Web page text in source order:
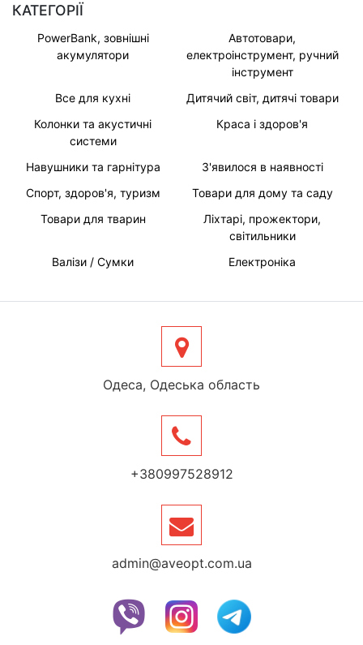
КАТЕГОРІЇ
PowerBank, зовнішні
акумулятори
Автотовари,
електроінструмент, ручний
інструмент
Все для кухні
Дитячий світ, дитячі товари
Колонки та акустичні
системи
Краса і здоров'я
Навушники та гарнітура
З'явилося в наявності
Спорт, здоров'я, туризм
Товари для дому та саду
Товари для тварин
Ліхтарі, прожектори,
світильники
Валізи / Сумки
Електроніка
Одеса, Одеська область
+380997528912
admin@aveopt.com.ua